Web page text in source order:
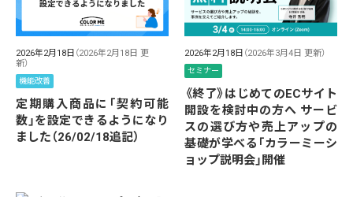
2026年2月18日 （2026年2月18日 更
新）
機能改善
定期購入商品に「契約可能
数」を設定できるようになり
ました（26/02/18追記）
2026年2月18日 （2026年3月4日 更新）
セミナー
《終了》はじめてのECサイト
開設を検討中の方へ サービ
スの選び方や売上アップの
基礎が学べる「カラーミーシ
ョップ説明会」開催